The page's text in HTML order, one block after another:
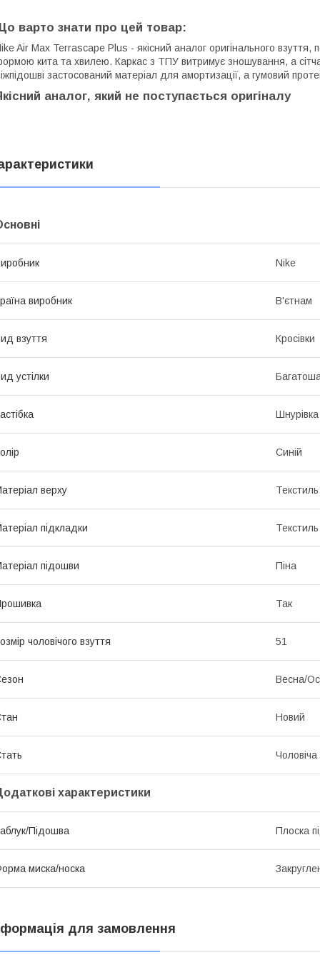
варто знати про цей товар:
Air Max Terrascape Plus - якісний аналог оригінального взуття,
кита та хвилею. Каркас з ТПУ витримує зношування, а
застосований матеріал для амортизації, а гумовий
аналог, який не поступається оригіналу
Nike
виробник В'єтнам
взуття Кросівки
устілки
Шнурівка
Синій
верху Текстиль
підкладки Текстиль
підошви Піна
Так
чоловічого взуття 51
Весна/
Новий
Чоловіча
характеристики
Підошва Плоска
миска/носка
для замовлення